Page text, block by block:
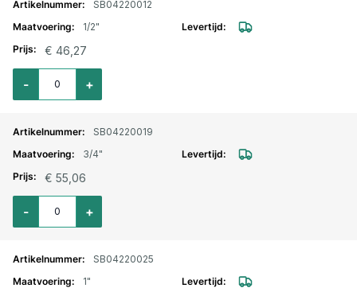
SB04220012
1/2"
€ 46,27
Aantal voor Terugslagklep RVS horizontaal 1/2"
+
-
SB04220019
3/4"
€ 55,06
Aantal voor Terugslagklep RVS horizontaal 3/4"
+
-
SB04220025
1"